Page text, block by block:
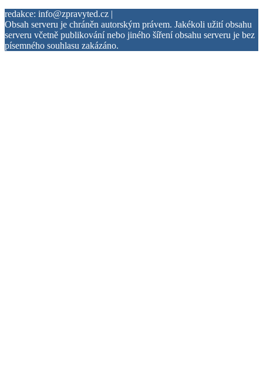
redakce: info@zpravyted.cz |
Obsah serveru je chráněn autorským právem. Jakékoli užití obsahu
serveru včetně publikování nebo jiného šíření obsahu serveru je bez
písemného souhlasu zakázáno.